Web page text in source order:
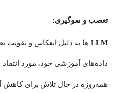
تعصب و سوگیری:
LLM ها به دلیل انعکاس و تقویت
داده‌های آموزشی خود، مورد انتقاد
همه‌روزه در حال تلاش برای کاهش